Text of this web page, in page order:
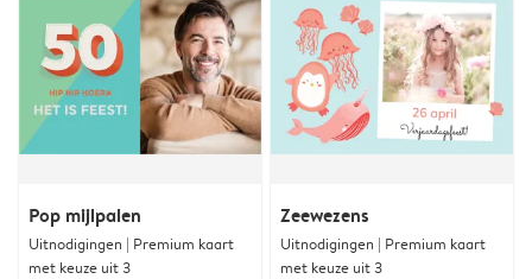
Pop mijlpalen
Uitnodigingen | Premium kaart
met keuze uit 3
Zeewezens
Uitnodigingen | Premium kaart
met keuze uit 3